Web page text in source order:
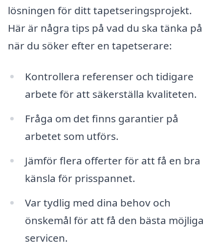
lösningen för ditt tapetseringsprojekt.
Här är några tips på vad du ska tänka på
när du söker efter en tapetserare:
Kontrollera referenser och tidigare
arbete för att säkerställa kvaliteten.
Fråga om det finns garantier på
arbetet som utförs.
Jämför flera offerter för att få en bra
känsla för prisspannet.
Var tydlig med dina behov och
önskemål för att få den bästa möjliga
servicen.